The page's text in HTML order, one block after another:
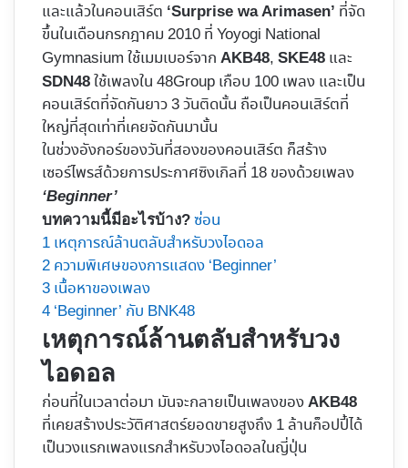
และแล้วในคอนเสิร์ต ‘Surprise wa Arimasen’ ที่จัด
ขึ้นในเดือนกรกฎาคม 2010 ที่ Yoyogi National
Gymnasium ใช้เมมเบอร์จาก AKB48, SKE48 และ
SDN48 ใช้เพลงใน 48Group เกือบ 100 เพลง และเป็น
คอนเสิร์ตที่จัดกันยาว 3 วันติดนั้น ถือเป็นคอนเสิร์ตที่
ใหญ่ที่สุดเท่าที่เคยจัดกันมานั้น
ในช่วงอังกอร์ของวันที่สองของคอนเสิร์ต ก็สร้าง
เซอร์ไพรส์ด้วยการประกาศซิงเกิลที่ 18 ของด้วยเพลง
‘Beginner’
บทความนี้มีอะไรบ้าง? ซ่อน
1 เหตุการณ์ล้านตลับสำหรับวงไอดอล
2 ความพิเศษของการแสดง ‘Beginner’
3 เนื้อหาของเพลง
4 ‘Beginner’ กับ BNK48
เหตุการณ์ล้านตลับสำหรับวง
ไอดอล
ก่อนที่ในเวลาต่อมา มันจะกลายเป็นเพลงของ AKB48
ที่เคยสร้างประวัติศาสตร์ยอดขายสูงถึง 1 ล้านก็อปปี้ได้
เป็นวงแรกเพลงแรกสำหรับวงไอดอลในญี่ปุ่น